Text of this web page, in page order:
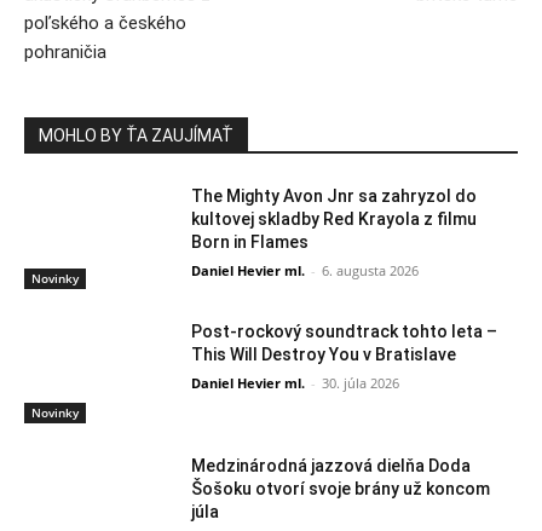
poľského a českého
pohraničia
MOHLO BY ŤA ZAUJÍMAŤ
Novinky
The Mighty Avon Jnr sa zahryzol do
kultovej skladby Red Krayola z filmu
Born in Flames
Daniel Hevier ml. - 6. augusta 2026
Novinky
Post-rockový soundtrack tohto leta –
This Will Destroy You v Bratislave
Daniel Hevier ml. - 30. júla 2026
Medzinárodná jazzová dielňa Doda
Šošoku otvorí svoje brány už koncom
júla